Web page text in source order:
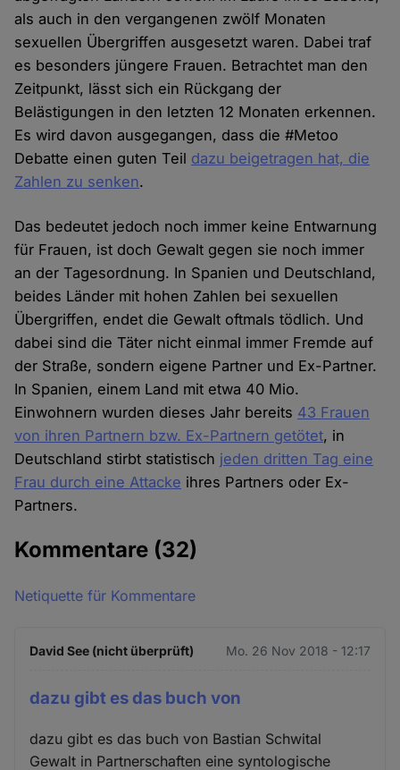
als auch in den vergangenen zwölf Monaten
sexuellen Übergriffen ausgesetzt waren. Dabei traf
es besonders jüngere Frauen. Betrachtet man den
Zeitpunkt, lässt sich ein Rückgang der
Belästigungen in den letzten 12 Monaten erkennen.
Es wird davon ausgegangen, dass die #Metoo
Debatte einen guten Teil dazu beigetragen hat, die
Zahlen zu senken.
Das bedeutet jedoch noch immer keine Entwarnung
für Frauen, ist doch Gewalt gegen sie noch immer
an der Tagesordnung. In Spanien und Deutschland,
beides Länder mit hohen Zahlen bei sexuellen
Übergriffen, endet die Gewalt oftmals tödlich. Und
dabei sind die Täter nicht einmal immer Fremde auf
der Straße, sondern eigene Partner und Ex-Partner.
In Spanien, einem Land mit etwa 40 Mio.
Einwohnern wurden dieses Jahr bereits 43 Frauen
von ihren Partnern bzw. Ex-Partnern getötet, in
Deutschland stirbt statistisch jeden dritten Tag eine
Frau durch eine Attacke ihres Partners oder Ex-
Partners.
Kommentare (32)
Netiquette für Kommentare
David See (nicht überprüft) Mo. 26 Nov 2018 - 12:17
dazu gibt es das buch von
dazu gibt es das buch von Bastian Schwital
Gewalt in Partnerschaften eine syntologische